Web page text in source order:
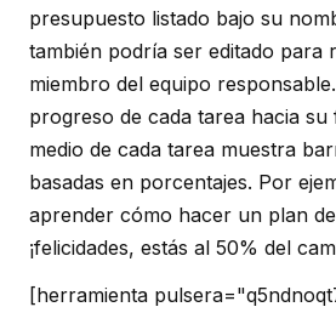
presupuesto listado bajo su
también podría ser editado para
miembro del equipo
progreso de cada tarea hacia su
medio de cada tarea muestra
basadas en porcentajes. Por
aprender cómo hacer un plan
¡felicidades, estás al 50% del
[herramienta